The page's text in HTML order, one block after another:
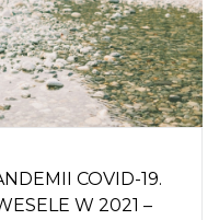
COVID-19.
W 2021 –